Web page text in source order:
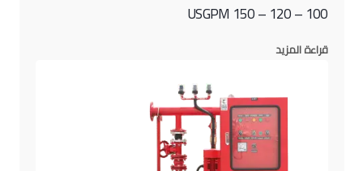
100 – 120 – 150 USGPM
قراءة المزيد